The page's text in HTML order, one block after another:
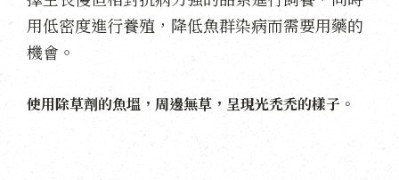
用低密度進行養殖，降低魚群染病而需要用藥的
機會。
使用除草劑的魚塭，周邊無草，呈現光禿禿的樣子。